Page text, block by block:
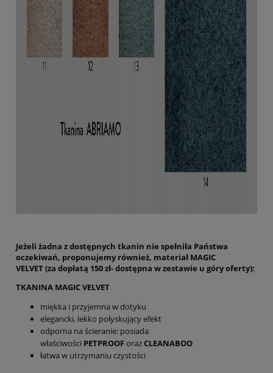
Jeżeli żadna z dostępnych tkanin nie spełniła Państwa
oczekiwań, proponujemy również, materiał MAGIC
VELVET (za dopłatą 150 zł- dostępna w zestawie u góry oferty):
TKANINA MAGIC VELVET
miękka i przyjemna w dotyku
elegancki, lekko połyskujący efekt
odporna na ścieranie: posiada
właściwości PETPROOForazCLEANABOO
łatwa w utrzymaniu czystości